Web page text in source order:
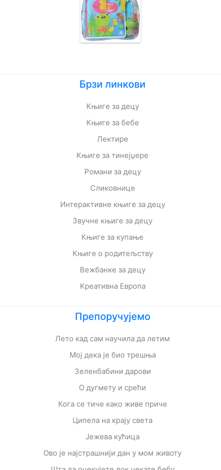
Брзи линкови
Књиге за децу
Књиге за бебе
Лектире
Књиге за тинејџере
Романи за децу
Сликовнице
Интерактивне књиге за децу
Звучне књиге за децу
Књиге за купање
Књиге о родитељству
Вежбанке за децу
Креативна Европа
Препоручујемо
Лето кад сам научила да летим
Мој дека је био трешња
Зеленбабини дарови
О дугмету и срећи
Кога се тиче како живе приче
Ципела на крају света
Јежева кућица
Ово је најстрашнији дан у мом животу